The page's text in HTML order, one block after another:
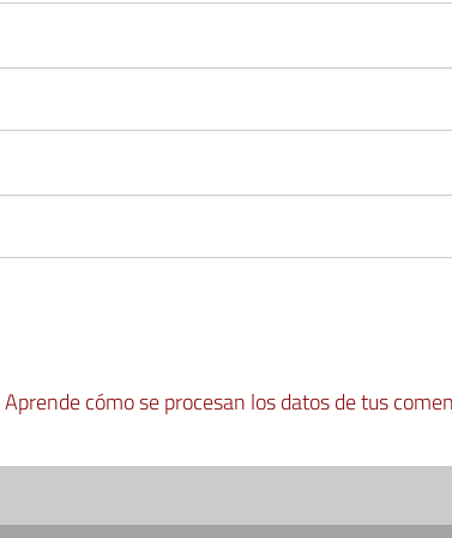
Aprende cómo se procesan los datos de tus